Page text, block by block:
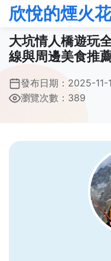
欣悅的煙火
大坑情人橋遊玩
線與周邊美食推
發布日期： 2025-11-
瀏覽次數：389